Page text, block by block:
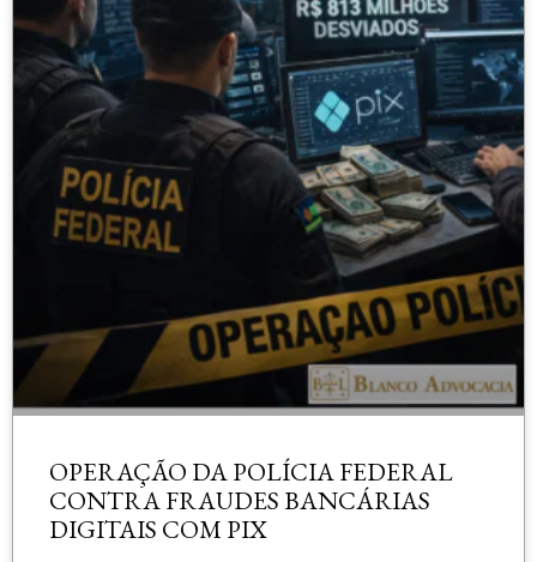
OPERAÇÃO DA POLÍCIA FEDERAL
CONTRA FRAUDES BANCÁRIAS
DIGITAIS COM PIX